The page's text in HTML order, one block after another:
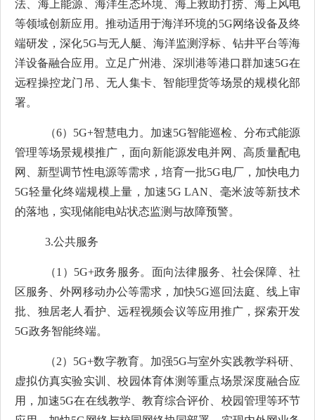
法、海上能源、海洋生态环境、海上救助打捞 、海上风电
等领域创新应用。推动适用于海洋环境的5G网络设备及终
端研发，深化5G与无人艇、海洋监测浮标、钻井平台等海
洋设备融合应用。立足广州港、深圳港等港口群加速5G在
远程操控龙门吊、无人集卡、智能理货等场景的规模化部
署。
（6） 5G+智慧电力。加速5G智能巡检、分布式能源
管理等场景规模推广 ， 面向新能源发电并网、高质量配电
网、新型调节性电源等需求，培育一批5G电厂，加快电力
5G轻量化终端规模上量 ，加速5G LAN 、毫米波等新技术
的落地， 实现储能电站状态监测与故障预警。
3.公共服务
（1 ） 5G+政务服务。 面向法律服务、社会保障、社
区服务、外网移动办公等需求，加快5G巡回法庭、线上审
批、独居老人看护、远程视频会议等应用推广，探索开发
5G政务智能终端。
（2） 5G+数字教育。 加强5G与室外实践教学科研、
虚拟仿真实验实训、校园体育体测等重点场景深度融合应
用，加速5G在在线教学、教育综合评价、校园管理等环节